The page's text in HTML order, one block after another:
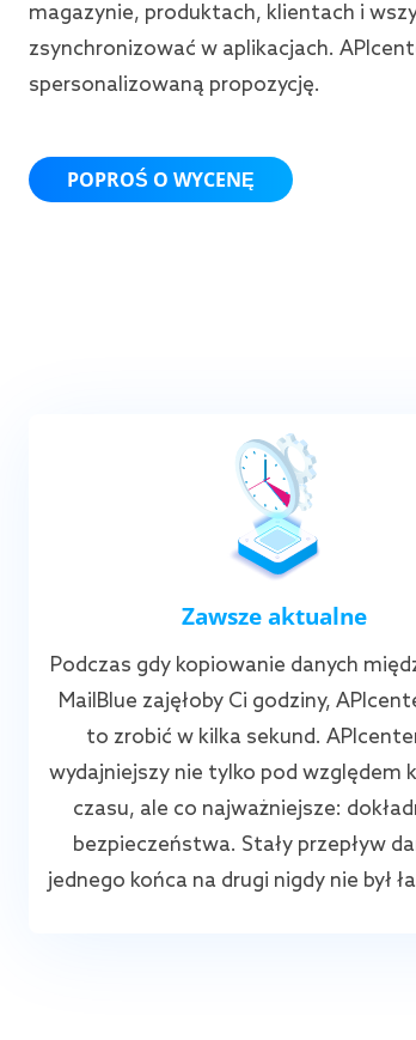
magazynie, produktach, klientach i
zsynchronizować w aplikacjach.
spersonalizowaną propozycję.
POPROŚ O WYCENĘ
Zawsze aktualne
Podczas gdy kopiowanie danych
MailBlue zajęłoby Ci godziny,
to zrobić w kilka sekund.
wydajniejszy nie tylko pod względem
czasu, ale co najważniejsze:
bezpieczeństwa. Stały przepływ
jednego końca na drugi nigdy nie był